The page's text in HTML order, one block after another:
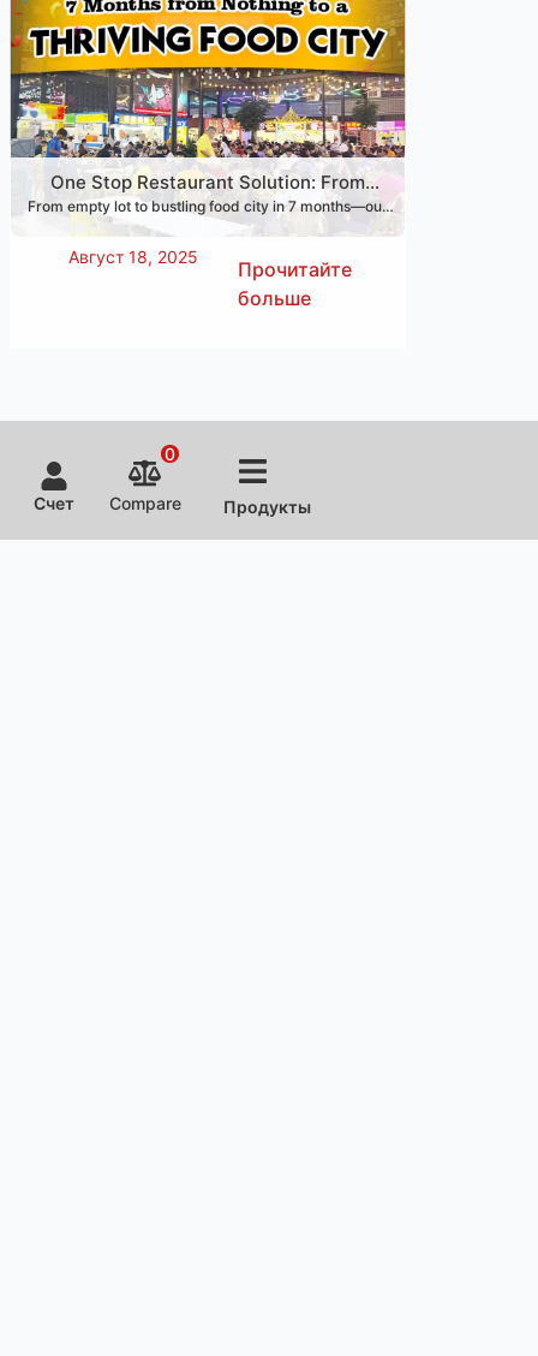
One Stop Restaurant Solution: From
Empty Lot to Food City in Just 7 Months
From empty lot to bustling food city in 7 months—our
One Stop Restaurant Solution covers design, setup &
training to make your restaurant dream real.
Август 18, 2025
Прочитайте
больше
Счет Compare
0
Продукты